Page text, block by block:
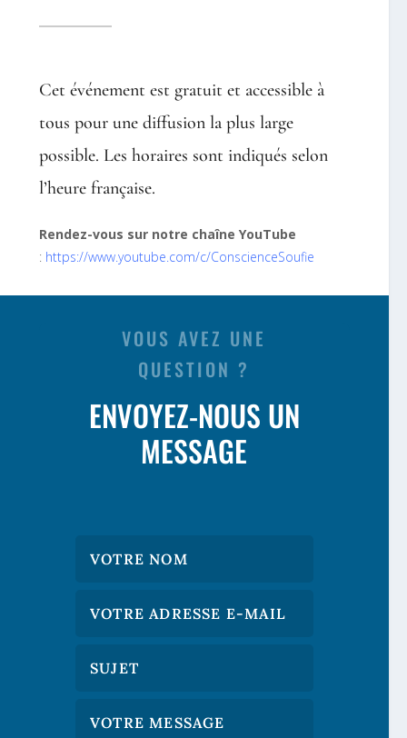
Cet événement est gratuit et accessible à
tous pour une diffusion la plus large
possible. Les horaires sont indiqués selon
l’heure française.
Rendez-vous sur notre chaîne YouTube
: https://www.youtube.com/c/ConscienceSoufie
VOUS AVEZ UNE
QUESTION ?
ENVOYEZ-NOUS UN
MESSAGE